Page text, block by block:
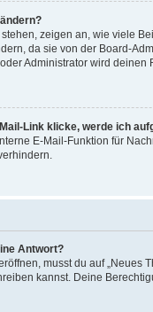
zeigen an, wie viele
da sie von der Board-
Administrator wird deinen
Link klicke, werde ich
E-Mail-Funktion für
Antwort?
musst du auf „Neues
kannst. Deine